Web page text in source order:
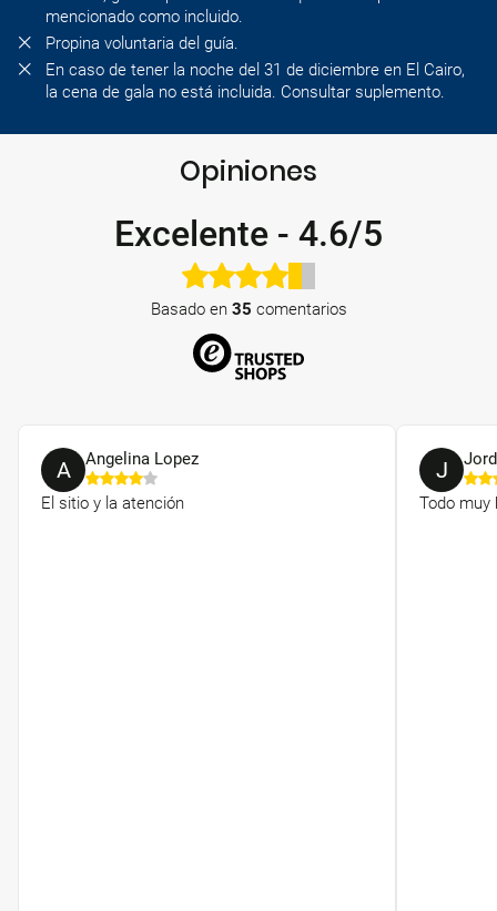
mencionado como incluido.
Propina voluntaria del guía.
En caso de tener la noche del 31 de diciembre en El Cairo,
la cena de gala no está incluida. Consultar suplemento.
Opiniones
Excelente - 4.6/5
Basado en 35 comentarios
A Angelina Lopez
El sitio y la atención
J
Todo muy